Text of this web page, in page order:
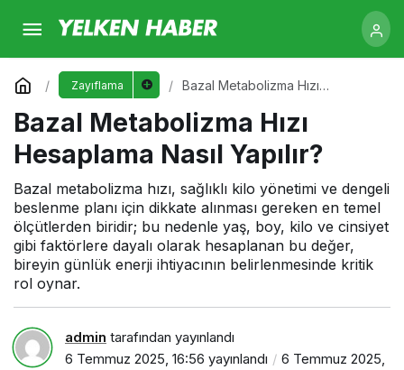
Zayıflama
Bazal Metabolizma Hızı
Bazal Metabolizma Hızı
Hesaplama Nasıl Yapılır?
Bazal metabolizma hızı, sağlıklı kilo yönetimi ve dengeli
beslenme planı için dikkate alınması gereken en temel
ölçütlerden biridir; bu nedenle yaş, boy, kilo ve cinsiyet
gibi faktörlere dayalı olarak hesaplanan bu değer,
bireyin günlük enerji ihtiyacının belirlenmesinde kritik
rol oynar.
admin tarafından yayınlandı
6 Temmuz 2025, 16:56 yayınlandı
6 Temmuz 2025,
Bazal Metabolizma Hızı Hesaplama Nasıl
Yapılır?
Yorum Yap